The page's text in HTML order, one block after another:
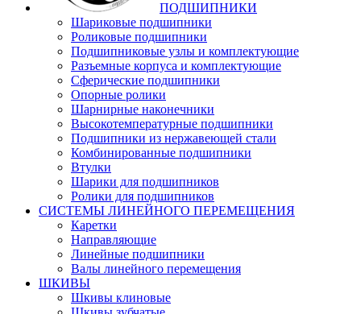
ПОДШИПНИКИ
Шариковые подшипники
Роликовые подшипники
Подшипниковые узлы и комплектующие
Разъемные корпуса и комплектующие
Сферические подшипники
Опорные ролики
Шарнирные наконечники
Высокотемпературные подшипники
Подшипники из нержавеющей стали
Комбинированные подшипники
Втулки
Шарики для подшипников
Ролики для подшипников
СИСТЕМЫ ЛИНЕЙНОГО ПЕРЕМЕЩЕНИЯ
Каретки
Направляющие
Линейные подшипники
Валы линейного перемещения
ШКИВЫ
Шкивы клиновые